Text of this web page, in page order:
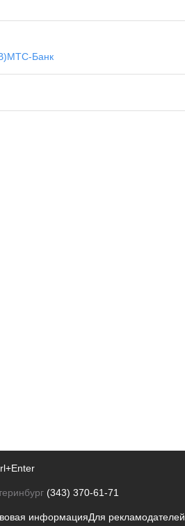
МТС-Банк
(343) 370-61-71
информацияДля рекламодателей